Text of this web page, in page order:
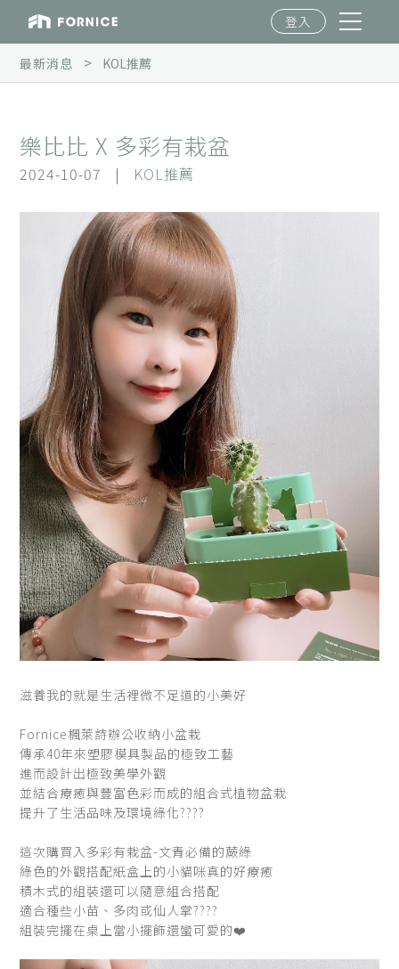
登入
最新消息 > KOL推薦
樂比比 X 多彩有栽盆
2024-10-07 | KOL推薦
滋養我的就是生活裡微不足道的小美好
Fornice楓萊詩辦公收納小盆栽
傳承40年來塑膠模具製品的極致工藝
進而設計出極致美學外觀
並結合療癒與豐富色彩而成的組合式植物盆栽
提升了生活品味及環境綠化????
這次購買入多彩有栽盆-文青必備的蕨綠
綠色的外觀搭配紙盒上的小貓咪真的好療癒
積木式的組裝還可以隨意組合搭配
適合種些小苗、多肉或仙人掌????
組裝完擺在桌上當小擺飾還蠻可愛的❤️